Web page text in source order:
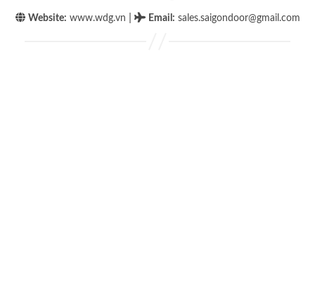
Website: www.wdg.vn Email : sales.saigondoor@gmail.com